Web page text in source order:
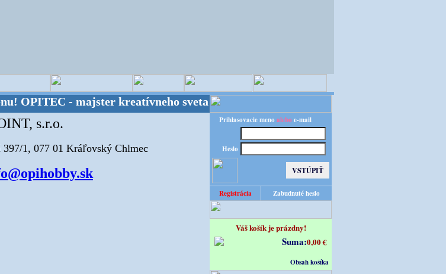
OPITEC - majster kreatívneho sveta - Kvalita za výhodnú cenu!
s.r.o.
397/1, 077 01 Kráľovský Chlmec
Prihlasovacie meno alebo e-mail
Heslo
Registrácia Zabudnuté heslo
Váš košík je prázdny!
Suma:0,00 €
Obsah košíka